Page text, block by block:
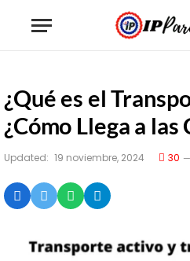
¿Qué es el
¿Cómo Llega a las
Updated: 19 noviembre, 2024 30